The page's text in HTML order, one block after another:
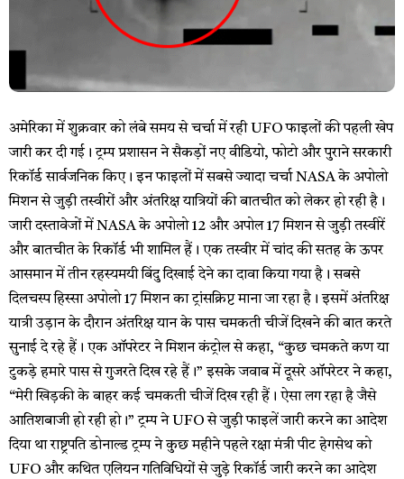
अमेरिका में शुक्रवार को लंबे समय से चर्चा में रही UFO फाइलों की पहली खेप
जारी कर दी गई। ट्रम्प प्रशासन ने सैकड़ों नए वीडियो, फोटो और पुराने सरकारी
रिकॉर्ड सार्वजनिक किए। इन फाइलों में सबसे ज्यादा चर्चा NASA के अपोलो
मिशन से जुड़ी तस्वीरों और अंतरिक्ष यात्रियों की बातचीत को लेकर हो रही है।
जारी दस्तावेजों में NASA के अपोलो 12 और अपोल 17 मिशन से जुड़ी तस्वीरें
और बातचीत के रिकॉर्ड भी शामिल हैं। एक तस्वीर में चांद की सतह के ऊपर
आसमान में तीन रहस्यमयी बिंदु दिखाई देने का दावा किया गया है। सबसे
दिलचस्प हिस्सा अपोलो 17 मिशन का ट्रांसक्रिप्ट माना जा रहा है। इसमें अंतरिक्ष
यात्री उड़ान के दौरान अंतरिक्ष यान के पास चमकती चीजें दिखने की बात करते
सुनाई दे रहे हैं। एक ऑपरेटर ने मिशन कंट्रोल से कहा, “कुछ चमकते कण या
टुकड़े हमारे पास से गुजरते दिख रहे हैं।” इसके जवाब में दूसरे ऑपरेटर ने कहा,
“मेरी खिड़की के बाहर कई चमकती चीजें दिख रही हैं। ऐसा लग रहा है जैसे
आतिशबाजी हो रही हो।” ट्रम्प ने UFO से जुड़ी फाइलें जारी करने का आदेश
दिया था राष्ट्रपति डोनाल्ड ट्रम्प ने कुछ महीने पहले रक्षा मंत्री पीट हेगसेथ को
UFO और कथित एलियन गतिविधियों से जुड़े रिकॉर्ड जारी करने का आदेश